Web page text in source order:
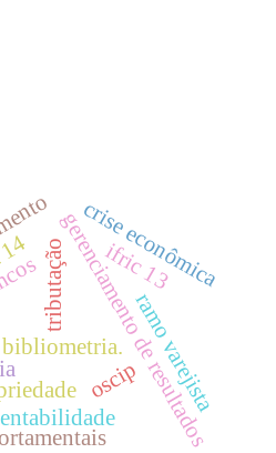
tributaçãogerenciamento de resultados
bibliometria.
crise econômica
oscipramo varejista
ifric 13